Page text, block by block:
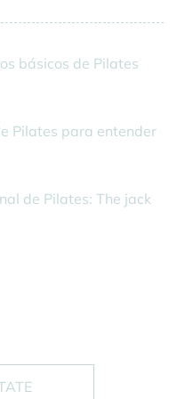
básicos de Pilates
Pilates para entender
de Pilates: The jack